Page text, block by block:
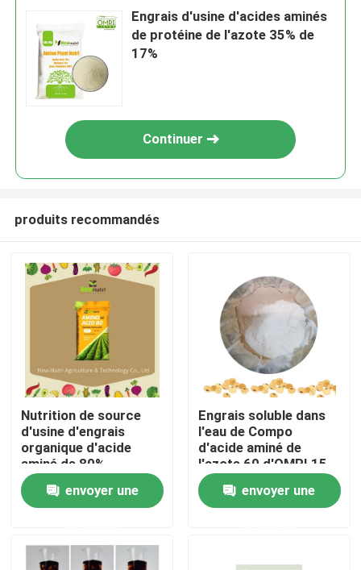
Accueil
A propos de nous
Contacts
Produits
Engrais d'usine d'acides aminés
de protéine de l'azote 35% de
17%
Continuer
produits recommandés
Nutrition de source
d'usine d'engrais
organique d'acide
aminé de 80%
envoyer une
Engrais soluble dans
l'eau de Compo
d'acide aminé de
l'azote 60 d'OMRI 15
envoyer une